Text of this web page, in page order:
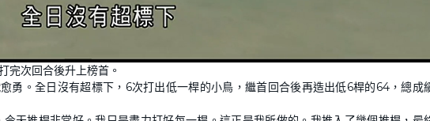
完次回合後升上榜首。
勇。全日沒有超標下，6次打出低一桿的小鳥，繼首回合後再造出低6桿的64，總成